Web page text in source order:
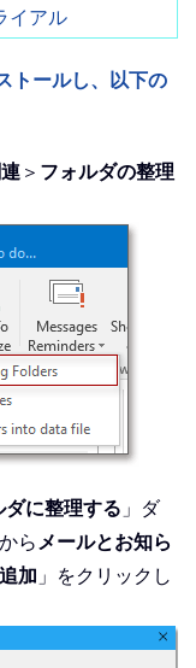
イアル
ールし、以下の
＞ フォルダの整理
に整理する 」ダ
ら メールとお知ら
追加 」をクリックし